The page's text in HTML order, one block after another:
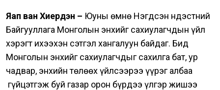
Яап ван Хиердэн – Юуны өмнө Нэгдсэн Үндэстний
Байгууллага Монголын энхийг сахиулагчдын үйл
хэрэгт ихээхэн сэтгэл хангалуун байдаг. Бид
Монголын энхийг сахиулагчдыг сахилга бат, ур
чадвар, энхийн төлөөх үйлсээрээ үүрэг албаа
гүйцэтгэж буй газар орон бүрдээ үлгэр жишээ